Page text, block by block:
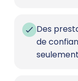
Des
de